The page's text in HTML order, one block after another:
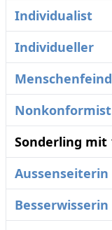
Individualist
Individueller
Menschenfeind
Nonkonformist
Sonderling mit
Aussenseiterin
Besserwisserin